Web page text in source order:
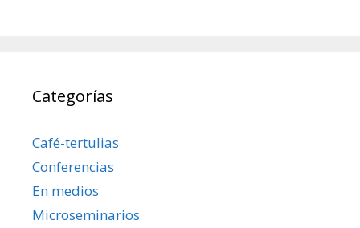
Categorías
Café-tertulias
Conferencias
En medios
Microseminarios